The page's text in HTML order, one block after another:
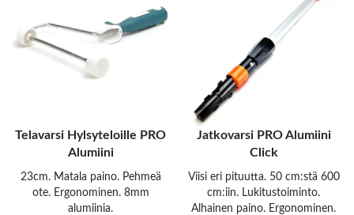
Telavarsi Hylsyteloille PRO
Alumiini
23cm. Matala paino. Pehmeä
ote. Ergonominen. 8mm
alumiinia.
Jatkovarsi PRO Alumiini
Click
Viisi eri pituutta. 50 cm:stä 600
cm:iin. Lukitustoiminto.
Alhainen paino. Ergonominen.